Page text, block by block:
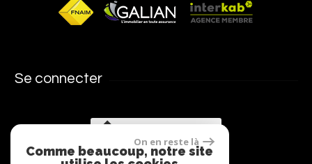
Se connecter
On en reste là
Comme beaucoup, notre site